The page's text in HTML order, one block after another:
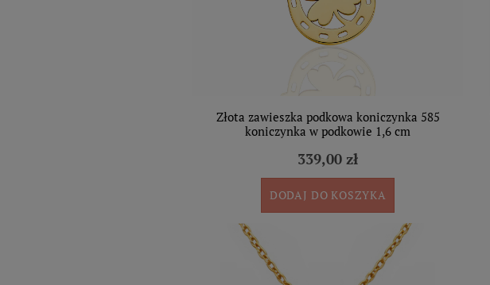
Złota zawieszka podkowa koniczynka 585
koniczynka w podkowie 1,6 cm
339,00 zł
DODAJ DO KOSZYKA